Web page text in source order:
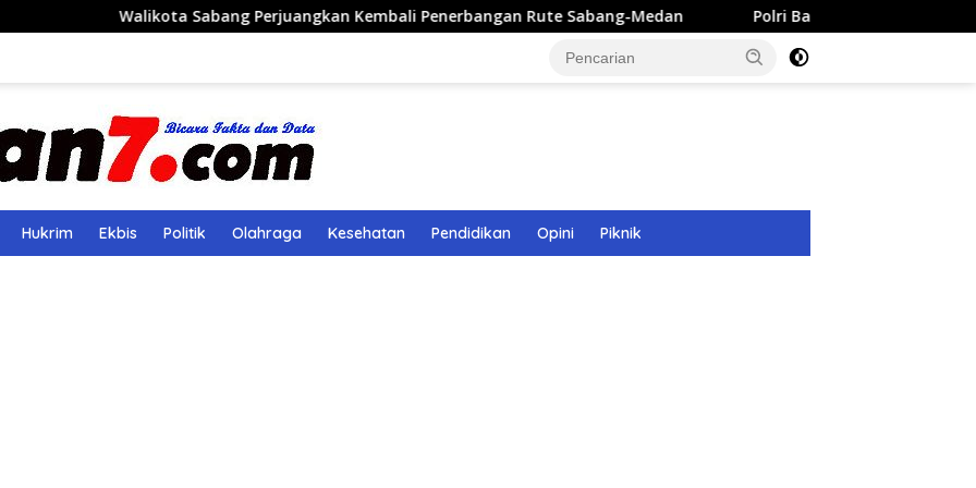
Sabang Perjuangkan Kembali Penerbangan Rute Sabang-Medan Polri Bangun 40 Titik Sumur Bor untuk Warga
Hukrim Ekbis Politik Olahraga Kesehatan Pendidikan Opini Piknik